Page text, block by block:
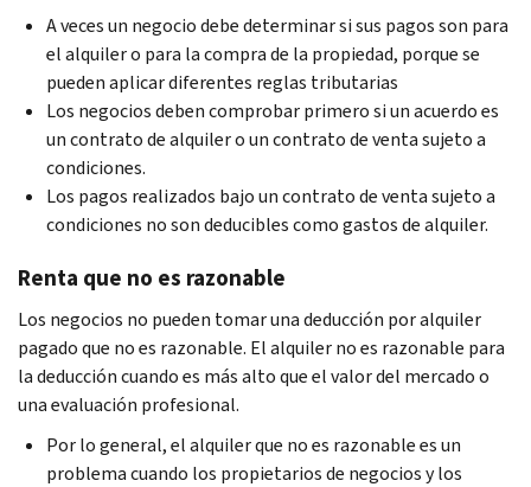
A veces un negocio debe determinar si sus pagos son para
el alquiler o para la compra de la propiedad, porque se
pueden aplicar diferentes reglas tributarias
Los negocios deben comprobar primero si un acuerdo es
un contrato de alquiler o un contrato de venta sujeto a
condiciones.
Los pagos realizados bajo un contrato de venta sujeto a
condiciones no son deducibles como gastos de alquiler.
Renta que no es razonable
Los negocios no pueden tomar una deducción por alquiler
pagado que no es razonable. El alquiler no es razonable para
la deducción cuando es más alto que el valor del mercado o
una evaluación profesional.
Por lo general, el alquiler que no es razonable es un
problema cuando los propietarios de negocios y los